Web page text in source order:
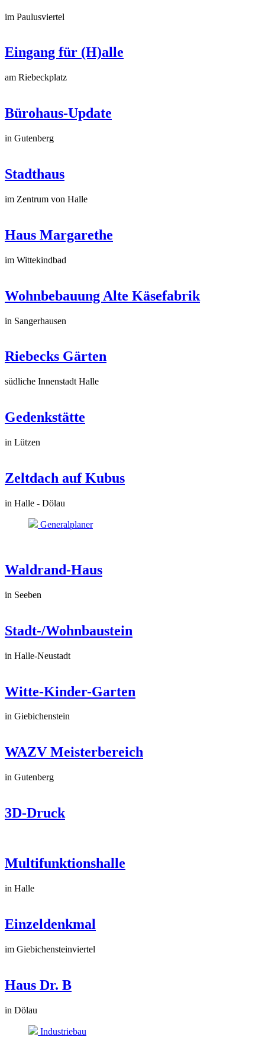
im Paulusviertel
Eingang für (H)alle
am Riebeckplatz
Bürohaus-Update
in Gutenberg
Stadthaus
im Zentrum von Halle
Haus Margarethe
im Wittekindbad
Wohnbebauung Alte Käsefabrik
in Sangerhausen
Riebecks Gärten
südliche Innenstadt Halle
Gedenkstätte
in Lützen
Zeltdach auf Kubus
in Halle - Dölau
Generalplaner
Waldrand-Haus
in Seeben
Stadt-/Wohnbaustein
in Halle-Neustadt
Witte-Kinder-Garten
in Giebichenstein
WAZV Meisterbereich
in Gutenberg
3D-Druck
Multifunktionshalle
in Halle
Einzeldenkmal
im Giebichensteinviertel
Haus Dr. B
in Dölau
Industriebau